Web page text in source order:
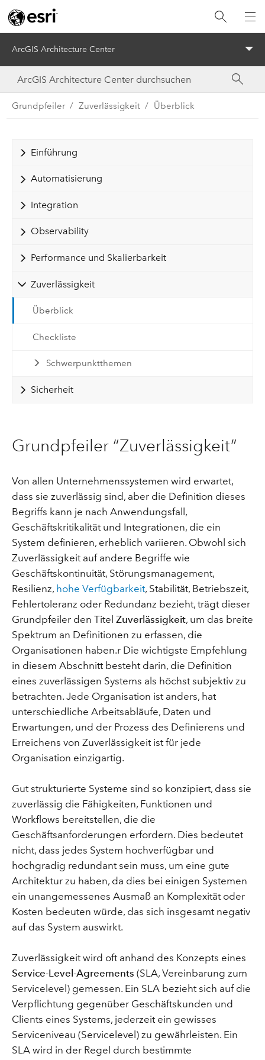
ArcGIS Architecture Center
Grundpfeiler Zuverlässigkeit Überblick
Einführung
Automatisierung
Integration
Observability
Performance und Skalierbarkeit
Zuverlässigkeit
Überblick
Checkliste
Schwerpunktthemen
Sicherheit
Grundpfeiler “Zuverlässigkeit”
Von allen Unternehmenssystemen wird erwartet,
dass sie zuverlässig sind, aber die Definition dieses
Begriffs kann je nach Anwendungsfall,
Geschäftskritikalität und Integrationen, die ein
System definieren, erheblich variieren. Obwohl sich
Zuverlässigkeit auf andere Begriffe wie
Geschäftskontinuität, Störungsmanagement,
Resilienz, hohe Verfügbarkeit, Stabilität, Betriebszeit,
Fehlertoleranz oder Redundanz bezieht, trägt dieser
Grundpfeiler den Titel Zuverlässigkeit, um das breite
Spektrum an Definitionen zu erfassen, die
Organisationen haben.r Die wichtigste Empfehlung
in diesem Abschnitt besteht darin, die Definition
eines zuverlässigen Systems als höchst subjektiv zu
betrachten. Jede Organisation ist anders, hat
unterschiedliche Arbeitsabläufe, Daten und
Erwartungen, und der Prozess des Definierens und
Erreichens von Zuverlässigkeit ist für jede
Organisation einzigartig.
Gut strukturierte Systeme sind so konzipiert, dass sie
zuverlässig die Fähigkeiten, Funktionen und
Workflows bereitstellen, die die
Geschäftsanforderungen erfordern. Dies bedeutet
nicht, dass jedes System hochverfügbar und
hochgradig redundant sein muss, um eine gute
Architektur zu haben, da dies bei einigen Systemen
ein unangemessenes Ausmaß an Komplexität oder
Kosten bedeuten würde, das sich insgesamt negativ
auf das System auswirkt.
Zuverlässigkeit wird oft anhand des Konzepts eines
Service-Level-Agreements (SLA, Vereinbarung zum
Servicelevel) gemessen. Ein SLA bezieht sich auf die
Verpflichtung gegenüber Geschäftskunden und
Clients eines Systems, jederzeit ein gewisses
Serviceniveau (Servicelevel) zu gewährleisten. Ein
SLA wird in der Regel durch bestimmte